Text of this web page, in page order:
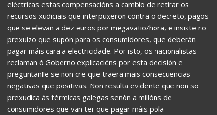
eléctricas estas compensacións a cambio de retirar os
recursos xudiciais que interpuxeron contra o decreto, pagos
que se elevan a dez euros por megavatio/hora, e insiste no
prexuizo que supón para os consumidores, que deberán
pagar máis cara a electricidade. Por isto, os nacionalistas
reclaman ó Goberno explicacións por esta decisión e
pregúntanlle se non cre que traerá máis consecuencias
negativas que positivas. Non resulta evidente que non so
prexudica ás térmicas galegas senón a millóns de
consumidores que van ter que pagar máis pola